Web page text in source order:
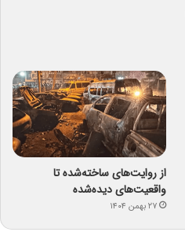
از روایت‌های ساخته‌شده تا
واقعیت‌های دیده‌شده
۲۷ بهمن ۱۴۰۴